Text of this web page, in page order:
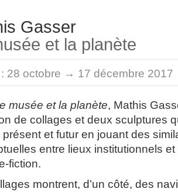
Gasser
et la planète
28 octobre → 17 décembre 2017
musée et la planète, Mathis
de collages et deux sculptures
présent et futur en jouant des
entre lieux institutionnels
fiction.
montrent, d’un côté, des